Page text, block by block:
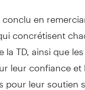
en
concrétisent
la TD, ainsi que
leur confiance et
pour leur soutien